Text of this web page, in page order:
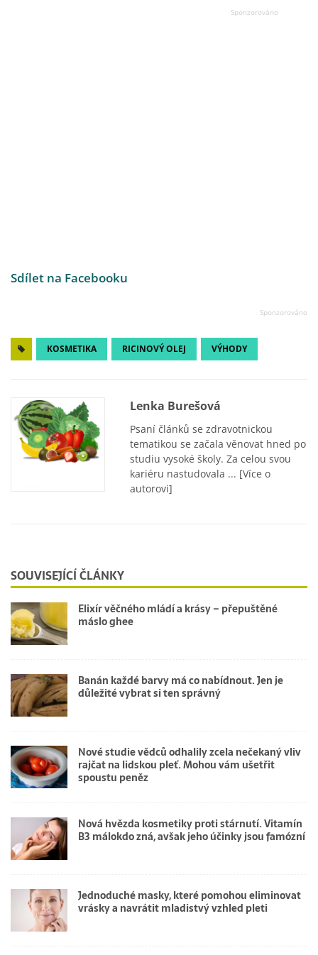
Sdílet na Facebooku
KOSMETIKA RICINOVÝ OLEJ VÝHODY
Lenka Burešová
Psaní článků se zdravotnickou
tematikou se začala věnovat hned po
studiu vysoké školy. Za celou svou
kariéru nastudovala ... [Více o
autorovi]
SOUVISEJÍCÍ ČLÁNKY
Elixír věčného mládí a krásy – přepuštěné
máslo ghee
Banán každé barvy má co nabídnout. Jen je
důležité vybrat si ten správný
Nové studie vědců odhalily zcela nečekaný vliv
rajčat na lidskou pleť. Mohou vám ušetřit
spoustu peněz
Nová hvězda kosmetiky proti stárnutí. Vitamín
B3 málokdo zná, avšak jeho účinky jsou famózní
Jednoduché masky, které pomohou eliminovat
vrásky a navrátit mladistvý vzhled pleti